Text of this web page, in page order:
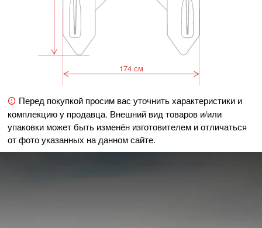
174 см
Перед покупкой просим вас уточнить характеристики и
комплекцию у продавца. Внешний вид товаров и/или
упаковки может быть изменён изготовителем и отличаться
от фото указанных на данном сайте.